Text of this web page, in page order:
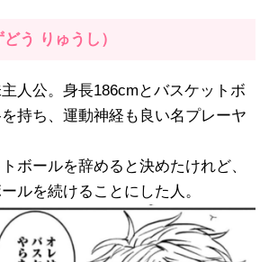
う りゅうし）
人公。身長186cmとバスケットボ
持ち、運動神経も良い名プレーヤ
ボールを辞めると決めたけれど、
ルを続けることにした人。